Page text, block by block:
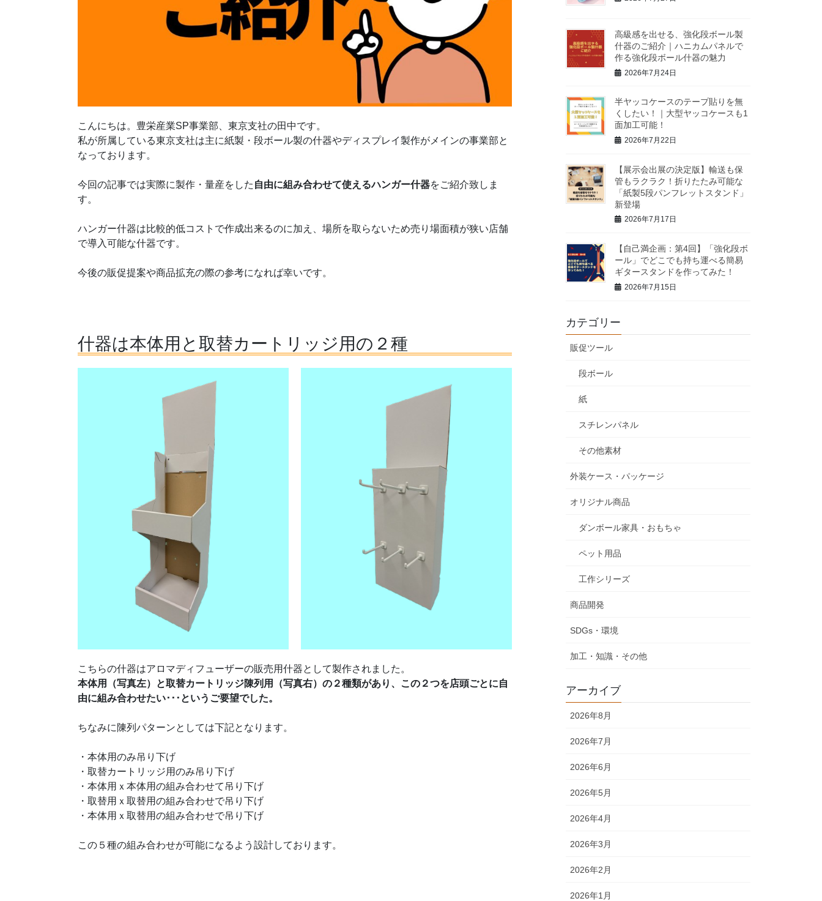
こんにちは。豊栄産業SP事業部、東京支社の田中です。
私が所属している東京支社は主に紙製・段ボール製の什器やディスプレイ製作がメインの事業部と
なっております。
今回の記事では実際に製作・量産をした 自由に組み合わせて使えるハンガー什器をご紹介致しま
す。
ハンガー什器は比較的低コストで作成出来るのに加え、場所を取らないため売り場面積が狭い店舗
で導入可能な什器です。
今後の販促提案や商品拡充の際の参考になれば幸いです。
什器は本体用と取替カートリッジ用の２種
こちらの什器はアロマディフューザーの販売用什器として製作されました。
本体用（写真左）と取替カートリッジ陳列用（写真右）の２種類があり、この２つを店頭ごとに自
由に組み合わせたい･･･というご要望でした。
ちなみに陳列パターンとしては下記となります。
・本体用のみ吊り下げ
・取替カートリッジ用のみ吊り下げ
・本体用ｘ本体用の組み合わせて吊り下げ
・取替用ｘ取替用の組み合わせで吊り下げ
・本体用ｘ取替用の組み合わせで吊り下げ
この５種の組み合わせが可能になるよう設計しております。
高級感を出せる、強化段ボール製
什器のご紹介｜ハニカムパネルで
作る強化段ボール什器の魅力
2026年7月24日
半ヤッコケースのテープ貼りを無
くしたい！｜大型ヤッコケースも1
面加工可能！
2026年7月22日
【展示会出展の決定版】輸送も保
管もラクラク！折りたたみ可能な
「紙製5段パンフレットスタンド」
新登場
2026年7月17日
【自己満企画：第4回】「強化段ボ
ール」でどこでも持ち運べる簡易
ギタースタンドを作ってみた！
2026年7月15日
カテゴリー
販促ツール
段ボール
紙
スチレンパネル
その他素材
外装ケース・パッケージ
オリジナル商品
ダンボール家具・おもちゃ
ペット用品
工作シリーズ
商品開発
SDGs・環境
加工・知識・その他
アーカイブ
2026年8月
2026年7月
2026年6月
2026年5月
2026年4月
2026年3月
2026年2月
2026年1月